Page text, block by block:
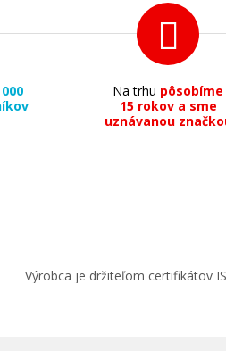
Na trhu pôsobíme
15 rokov a sme
uznávanou
Výrobca je držiteľom certifikátov